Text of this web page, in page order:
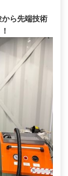
から先端技術